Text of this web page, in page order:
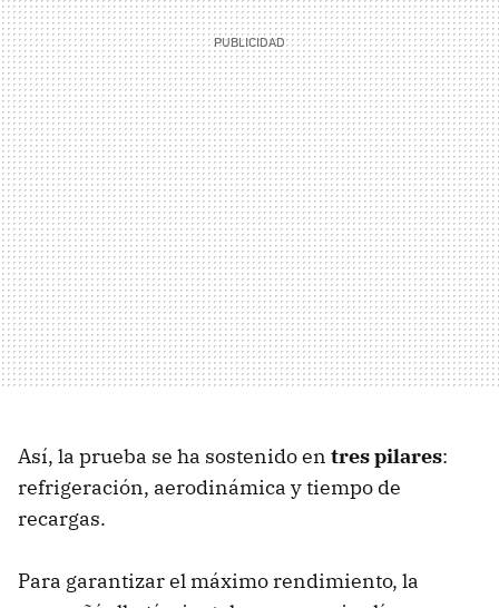
Así, la prueba se ha sostenido en tres pilares:
refrigeración, aerodinámica y tiempo de
recargas.
Para garantizar el máximo rendimiento, la